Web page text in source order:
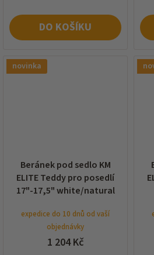
DO KOŠÍKU
novinka
Beránek pod sedlo KM
ELITE Teddy pro posedlí
17"-17,5" white/natural
expedice do 10 dnů od vaší
objednávky
1 204 Kč